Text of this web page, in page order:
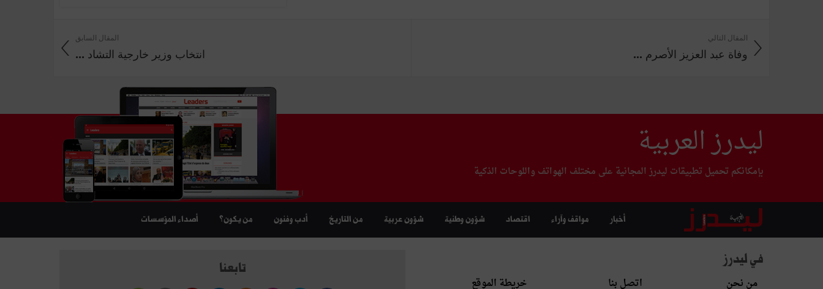
المقال السابق
انتخاب وزير خارجية التشاد ...
المقال التالي
وفاة عبد العزيز الأصرم ...
ليدرز العربية
بإمكانكم تحميل تطبيقات ليدرز المجانية على مختلف الهواتف واللوحات الذكية
أخبار مواقف وآراء اقتصاد شؤون وطنية شؤون عربية من التاريخ أدب وفنون من يكون؟ أصداء المؤسسات
في ليدرز
من نحن اتصل بنا خريطة الموقع
تابعنا